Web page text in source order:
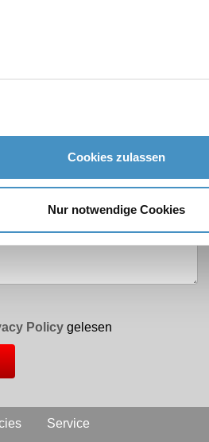
Cookies zulassen
Nur notwendige Cookies
Policygelesen
Service